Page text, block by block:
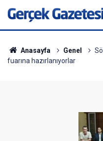
Anasayfa Genel
fuarına hazırlanıyorlar